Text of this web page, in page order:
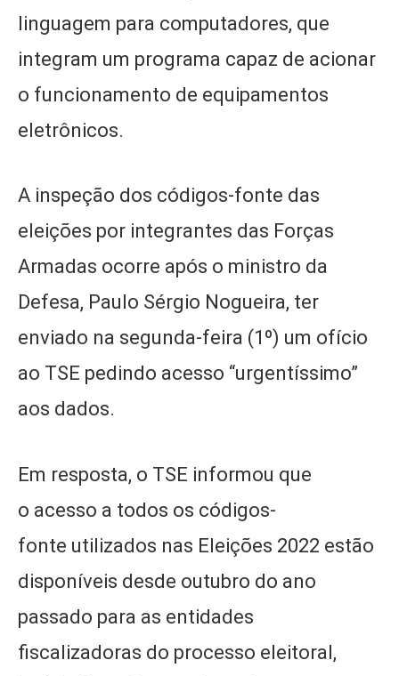
linguagem para computadores, que
integram um programa capaz de acionar
o funcionamento de equipamentos
eletrônicos.
A inspeção dos códigos-fonte das
eleições por integrantes das Forças
Armadas ocorre após o ministro da
Defesa, Paulo Sérgio Nogueira, ter
enviado na segunda-feira (1º) um ofício
ao TSE pedindo acesso “urgentíssimo”
aos dados.
Em resposta, o TSE informou que
o acesso a todos os códigos-
fonte utilizados nas Eleições 2022 estão
disponíveis desde outubro do ano
passado para as entidades
fiscalizadoras do processo eleitoral,